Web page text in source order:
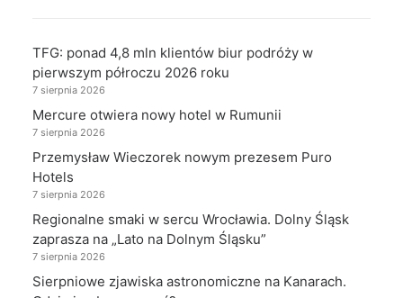
TFG: ponad 4,8 mln klientów biur podróży w
pierwszym półroczu 2026 roku
7 sierpnia 2026
Mercure otwiera nowy hotel w Rumunii
7 sierpnia 2026
Przemysław Wieczorek nowym prezesem Puro
Hotels
7 sierpnia 2026
Regionalne smaki w sercu Wrocławia. Dolny Śląsk
zaprasza na „Lato na Dolnym Śląsku”
7 sierpnia 2026
Sierpniowe zjawiska astronomiczne na Kanarach.